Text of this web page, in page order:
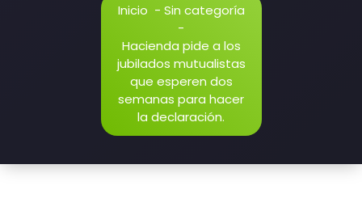
Inicio - Sin categoría
-
Hacienda pide a los
jubilados mutualistas
que esperen dos
semanas para hacer
la declaración.